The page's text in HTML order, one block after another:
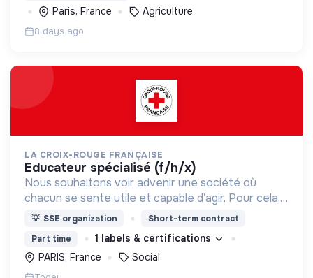
Paris, France
Agriculture
8 days ago
LA CROIX-ROUGE FRANÇAISE
educateur spécialisé (f/h/x)
Nous souhaitons voir advenir une société où
chacun se sente utile et capable d’agir. Pour cela,
nous proposons des moyens et des lieux
d’engagement innovants et adaptés à tous.
💡 SSE organization
Short-term contract
Part time
1 labels & certifications
PARIS, France
Social